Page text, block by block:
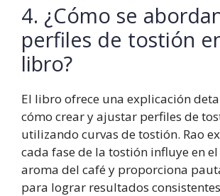
4. ¿Cómo se
perfiles de tostión
libro?
El libro ofrece una explicación
cómo crear y ajustar perfiles de
utilizando curvas de tostión. Rao
cada fase de la tostión influye en
aroma del café y proporciona
para lograr resultados